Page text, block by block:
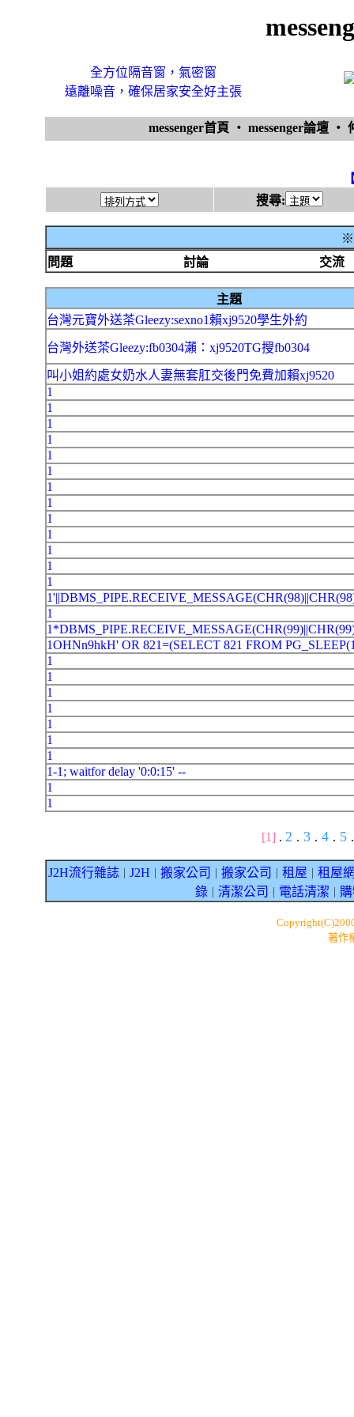
全方位隔音窗，氣密窗
遠離噪音，確保居家安全好主張
messenger首頁 ‧ messenger論壇 ‧
搜尋:
※
問題
討論 交流
主題
台灣元寶外送茶Gleezy:sexno1賴xj9520學生外約
台灣外送茶Gleezy:fb0304瀨：xj9520TG搜fb0304
叫小姐約處女奶水人妻無套肛交後門免費加賴xj9520
1
1
1
1
1
1
1
1
1
1
1
1
1
1
1OHNn9hkH' OR 821=(SELECT 821 FROM
1
1
1
1
1
1
1
1-1; waitfor delay '0:0:15' --
1
1
[1] . 2 . 3 . 4 . 5 .
J2H流行雜誌 J2H 搬家公司 搬家公司 租屋
租屋
錄｜ 清潔公司 電話清潔
著作